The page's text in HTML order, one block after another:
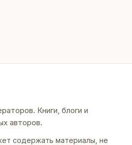
Книги, блоги и
авторов.
содержать материалы, не